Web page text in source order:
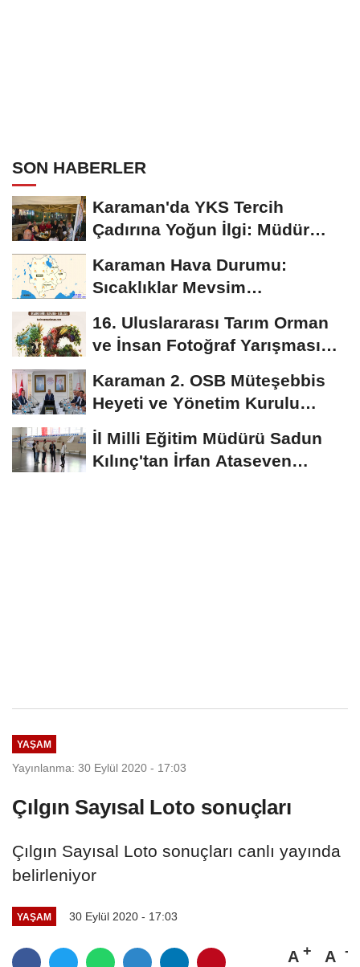
SON HABERLER
Karaman'da YKS Tercih
Çadırına Yoğun İlgi: Müdür
Karaman Hava Durumu:
Sıcaklıklar Mevsim
Seyredecek
16. Uluslararası Tarım Orman
ve İnsan Fotoğraf Yarışması
Karaman 2. OSB Müteşebbis
Heyeti ve Yönetim Kurulu
Toplantısı Gerçekleştirildi
İl Milli Eğitim Müdürü Sadun
Kılınç'tan İrfan Ataseven
YAŞAM
Yayınlanma: 30 Eylül 2020 - 17:03
Çılgın Sayısal Loto sonuçları
Çılgın Sayısal Loto sonuçları canlı yayında
belirleniyor
YAŞAM 30 Eylül 2020 - 17:03
A A